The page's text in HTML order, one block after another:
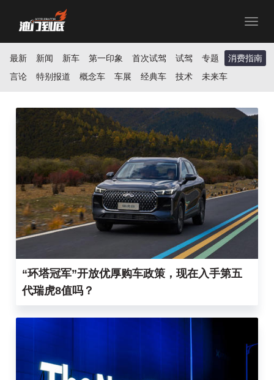
Toggle
最新 新闻 新车 第一印象 首次试驾 试驾 专题
消费指南
言论
特别报道 概念车 车展 经典车 技术 未来车
“环塔冠军”开放优厚购车政策，现在入手第五
代瑞虎8值吗？